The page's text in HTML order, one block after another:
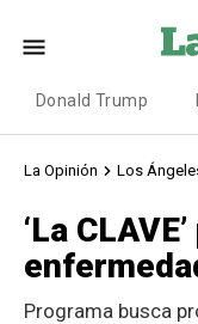
Donald Trump
La Opinión Los
‘La
Programa busca